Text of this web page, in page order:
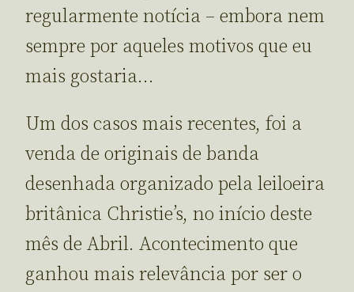
regularmente notícia – embora nem
sempre por aqueles motivos que eu
mais gostaria…
Um dos casos mais recentes, foi a
venda de originais de banda
desenhada organizado pela leiloeira
britânica Christie’s, no início deste
mês de Abril. Acontecimento que
ganhou mais relevância por ser o